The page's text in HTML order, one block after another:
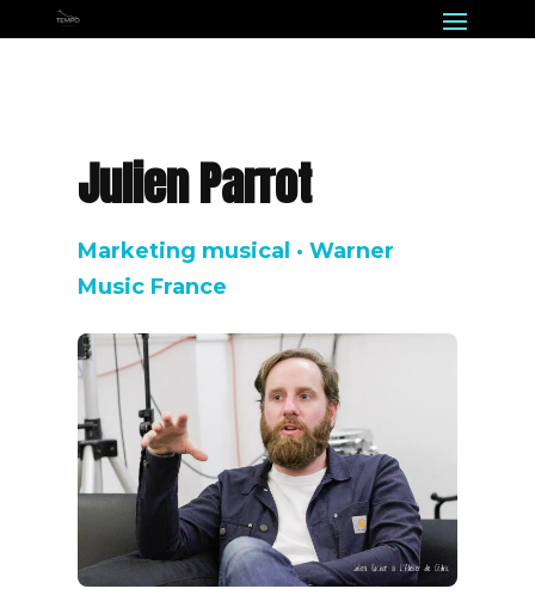
Julien Parrot
Marketing musical · Warner
Music France